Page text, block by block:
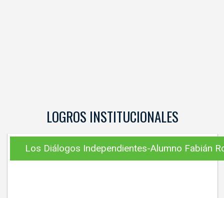
LOGROS INSTITUCIONALES
Los Diálogos Independientes-Alumno Fabián